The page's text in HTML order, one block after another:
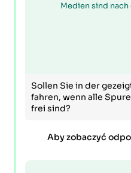
Medien sind nach
Sollen Sie in der
fahren, wenn alle
frei sind?
Aby zobaczyć